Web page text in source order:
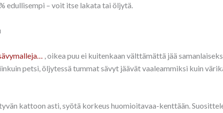
edullisempi – voit itse lakata tai öljytä.
, oikea puu ei kuitenkaan välttämättä jää
petsi, öljytessä tummat sävyt jäävät vaaleammiksi kuin
kattoon asti, syötä korkeus huomioitavaa-kenttään.